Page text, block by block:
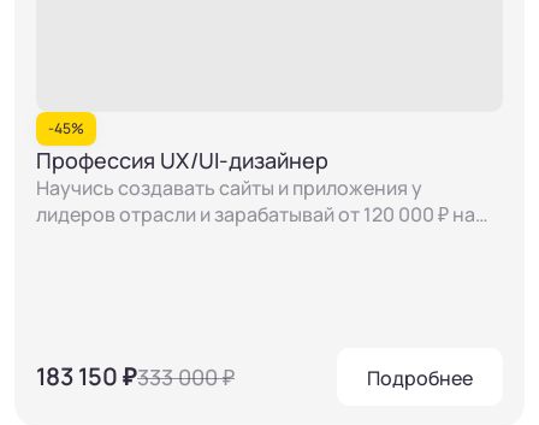
-45%
Профессия UX/UI-дизайнер
Научись создавать сайты и приложения у
лидеров отрасли и зарабатывай от 120 000 ₽ на
183 150 ₽333 000 ₽ Подробнее